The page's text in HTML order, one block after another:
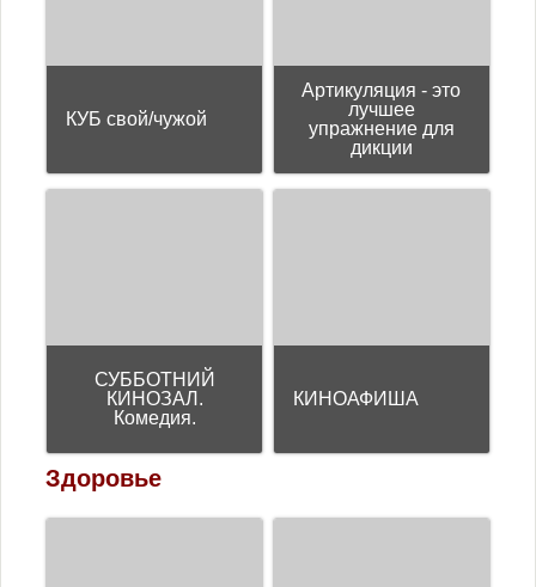
КУБ свой/чужой
Артикуляция - это
лучшее
упражнение для
дикции
СУББОТНИЙ
КИНОЗАЛ.
Комедия.
КИНОАФИША
Здоровье